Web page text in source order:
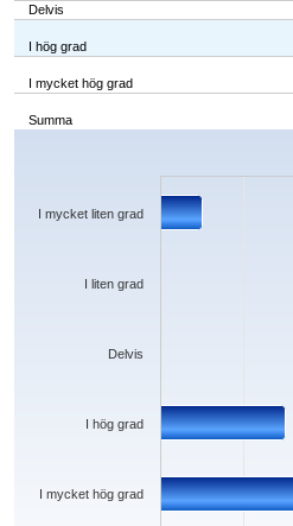
Delvis
I hög grad
I mycket hög grad
Summa
Chart
The chart has 1 X axis displaying categories.
The chart has 1 Y axis displaying values. Data
I mycket hög grad
I hög grad
Delvis
I liten grad
I mycket liten grad